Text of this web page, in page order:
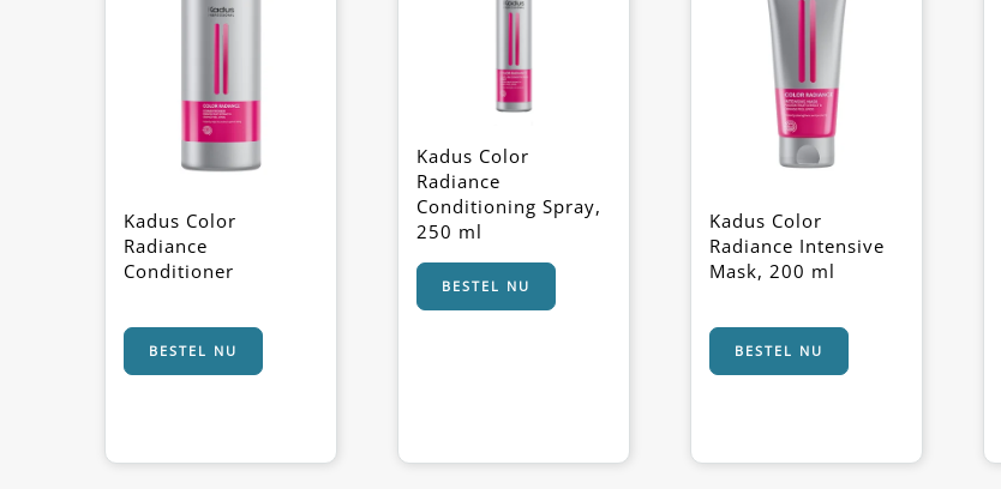
Kadus Color
Radiance
Conditioner
BESTEL NU
Kadus Color
Radiance
Conditioning Spray,
250 ml
BESTEL NU
Kadus Color
Radiance Intensive
Mask, 200 ml
BESTEL NU